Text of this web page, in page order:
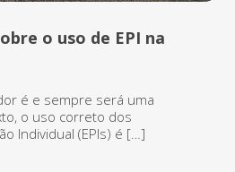
o uso de EPI na
é e sempre será uma
o uso correto dos
Individual (EPIs) é […]